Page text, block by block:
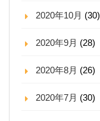
2020年10月 (30)
2020年9月 (28)
2020年8月 (26)
2020年7月 (30)